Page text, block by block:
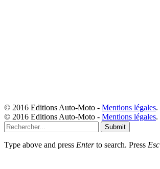
© 2016 Editions Auto-Moto - Mentions légales.
© 2016 Editions Auto-Moto - Mentions légales.
Submit
Type above and press Enterto search. Press Esc